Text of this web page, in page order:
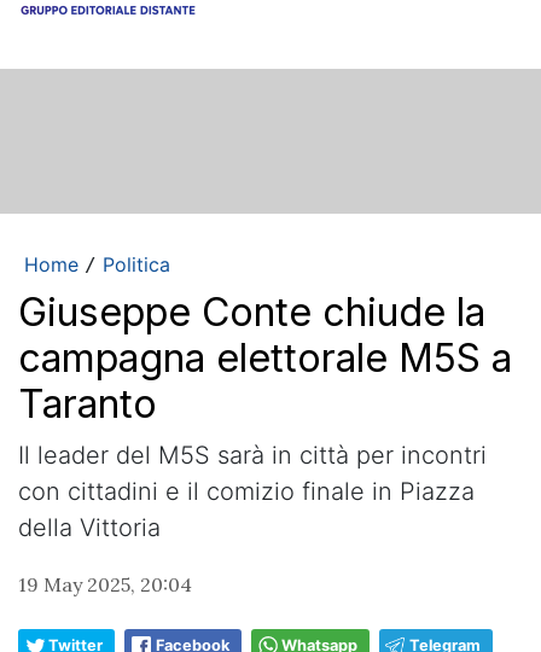
Home / Politica
Giuseppe Conte chiude la
campagna elettorale M5S a
Taranto
Il leader del M5S sarà in città per incontri
con cittadini e il comizio finale in Piazza
della Vittoria
19 May 2025, 20:04
Twitter Facebook Whatsapp Telegram